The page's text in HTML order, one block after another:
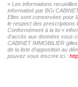
« Les informations
informatisé par BGi
Elles sont conservées pour
le respect des prescriptions
Conformément à la loi «
d'accès aux données vous
CABINET IMMOBILIER
de la liste d'opposition au
pouvez vous inscrire ici :